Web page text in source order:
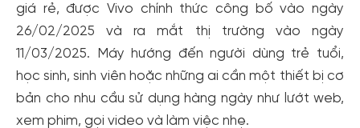
giá rẻ, được Vivo chính thức công bố vào ngày
26/02/2025 và ra mắt thị trường vào ngày
11/03/2025. Máy hướng đến người dùng trẻ tuổi,
học sinh, sinh viên hoặc những ai cần một thiết bị cơ
bản cho nhu cầu sử dụng hàng ngày như lướt web,
xem phim, gọi video và làm việc nhẹ.